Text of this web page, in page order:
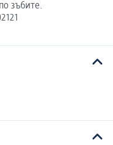
зъбите.